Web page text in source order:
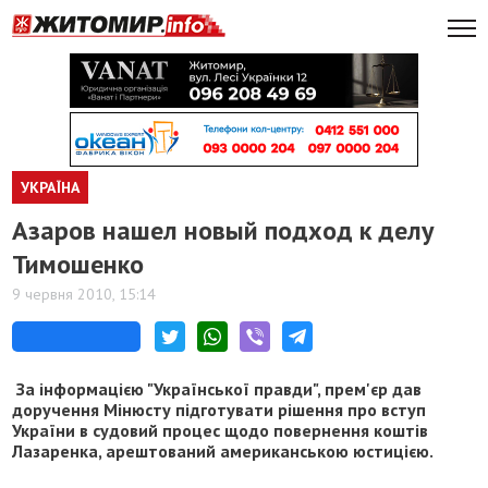
УКРАЇНА
Азаров нашел новый подход к делу
Тимошенко
9 червня 2010, 15:14
За інформацією "Української правди", прем'єр дав
доручення Мінюсту підготувати рішення про вступ
України в судовий процес щодо повернення коштів
Лазаренка, арештований американською юстицією.